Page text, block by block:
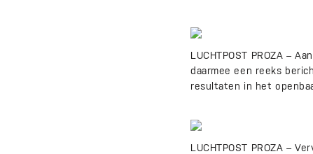
LUCHTPOST PROZA –
daarmee een reeks
resultaten in het
LUCHTPOST PROZA –